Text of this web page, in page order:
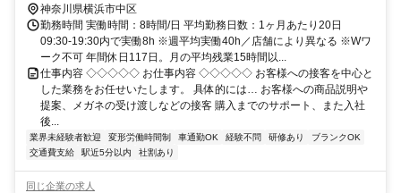
神奈川県横浜市中区
勤務時間 実働時間：8時間/日 平均勤務日数：1ヶ月あたり20日
09:30-19:30内で実働8h ※週平均実働40h／店舗により異なる ※Wワ
ーク不可 年間休日117日。月の平均残業15時間以...
仕事内容 ◇◇◇◇◇ お仕事内容 ◇◇◇◇◇ お客様への接客を中心と
した業務をお任せいたします。 具体的には… お客様への商品説明や
提案、メガネの受け渡しなどの接客 購入までのサポート、また入社
後...
業界未経験者歓迎 変形労働時間制 車通勤OK 経験不問 研修あり
ブランクOK
交通費支給
駅近5分以内 社割あり
同じ企業の求人